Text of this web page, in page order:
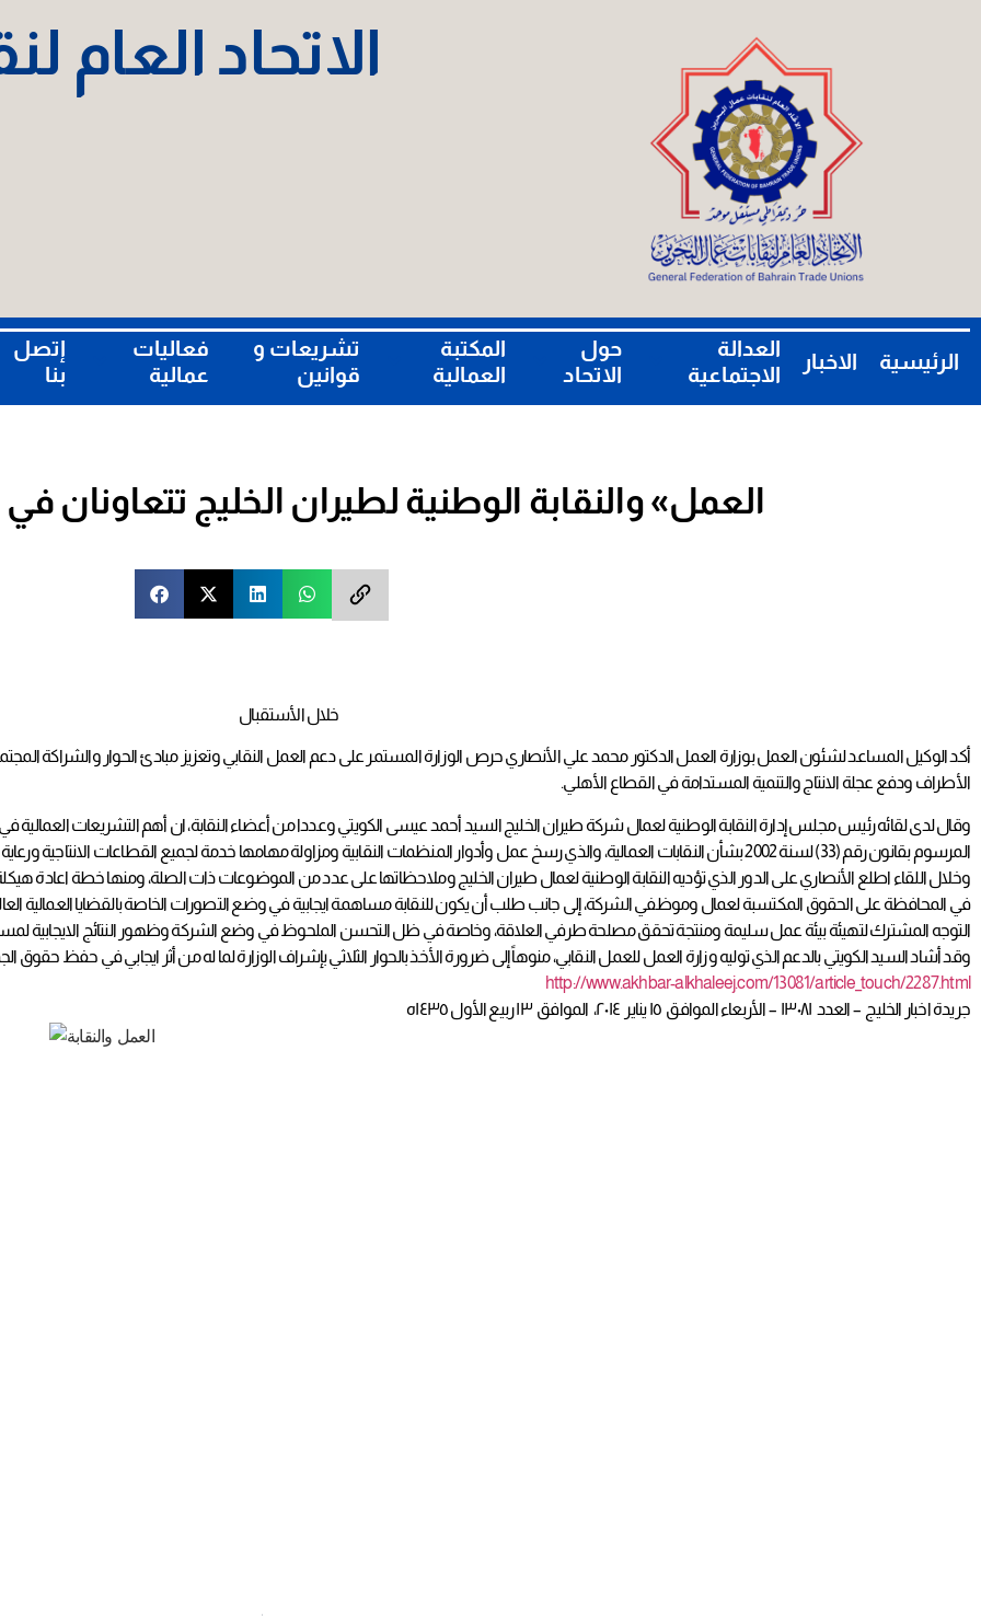
الاتحاد العام
الرئيسية الاخبار
العدالة
الاجتماعية
حول
الاتحاد
المكتبة
العمالية
تشريعات و
قوانين
فعاليات
عمالية
إتصل
بنا
«العمل» والنقابة الوطنية لطيران الخليج تتعاونان
خلال الأستقبال
أكد الوكيل المساعد لشئون العمل بوزارة العمل الدكتور محمد علي الأنصاري حرص الوزارة المستمر على دعم العمل النقابي وتعزيز مبادئ الحوار والشراكة
الأطراف ودفع عجلة الانتاج والتنمية المستدامة في القطاع الأهلي.
وقال لدى لقائه رئيس مجلس إدارة النقابة الوطنية لعمال شركة طيران الخليج السيد أحمد عيسى الكويتي وعددا من أعضاء النقابة، ان أهم التشريعات العمالية
المرسوم بقانون رقم (33) لسنة 2002 بشأن النقابات العمالية، والذي رسخ عمل وأدوار المنظمات النقابية ومزاولة مهامها خدمة لجميع القطاعات الانتاجية ورعاية مصالح العمال والدفاع عن حقوقهم.
وخلال اللقاء اطلع الأنصاري على الدور الذي تؤديه النقابة الوطنية لعمال طيران الخليج وملاحظاتها على عدد من الموضوعات ذات الصلة، ومنها خطة اعادة
في المحافظة على الحقوق المكتسبة لعمال وموظفي الشركة، إلى جانب طلب أن يكون للنقابة مساهمة ايجابية في وضع التصورات الخاصة بالقضايا العمالية
التوجه المشترك لتهيئة بيئة عمل سليمة ومنتجة تحقق مصلحة طرفي العلاقة، وخاصة في ظل التحسن الملحوظ في وضع الشركة وظهور النتائج الايجابية لمساعي
وقد أشاد السيد الكويتي بالدعم الذي توليه وزارة العمل للعمل النقابي، منوهاً إلى ضرورة الأخذ بالحوار الثلاثي بإشراف الوزارة لما له من أثر ايجابي في حفظ حقوق
http://www.akhbar-alkhaleej.com/13081/article_touch/2287.html
جريدة اخبار الخليج – العدد ١٣٠٨١ – الأربعاء الموافق ١٥ يناير ٢٠١٤، الموافق ١٣ ربيع الأول ١٤٣٥ه